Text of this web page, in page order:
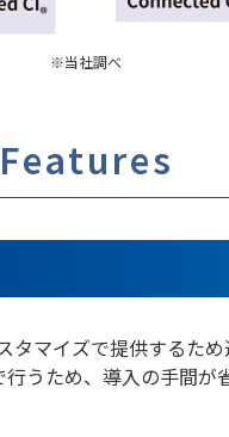
※当社調べ
Features
マイズで提供するた
うため、導入の手間が